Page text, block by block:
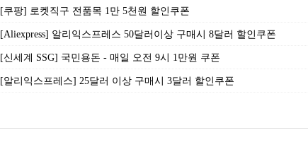
[쿠팡] 로켓직구 전품목 1만 5천원 할인쿠폰
[Aliexpress] 알리익스프레스 50달러이상 구매시 8달러 할인쿠폰
[신세계 SSG] 국민용돈 - 매일 오전 9시 1만원 쿠폰
[알리익스프레스] 25달러 이상 구매시 3달러 할인쿠폰